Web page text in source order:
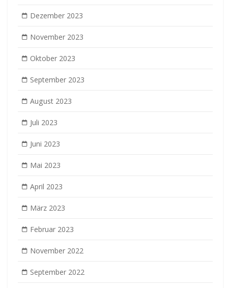
Dezember 2023
November 2023
Oktober 2023
September 2023
August 2023
Juli 2023
Juni 2023
Mai 2023
April 2023
März 2023
Februar 2023
November 2022
September 2022